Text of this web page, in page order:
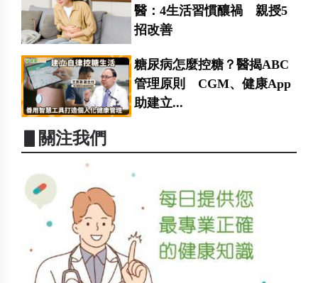
醫：4生活習慣釀禍 親授5
招改善
糖尿病怎麼控糖？醫揭ABC
管理原則 CGM、健康App
助建立...
▋關注我們